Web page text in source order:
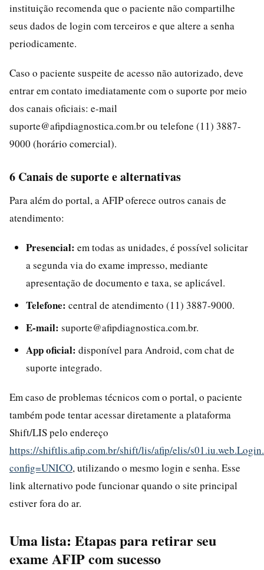
instituição recomenda que o paciente não compartilhe
seus dados de login com terceiros e que altere a senha
periodicamente.
Caso o paciente suspeite de acesso não autorizado, deve
entrar em contato imediatamente com o suporte por meio
dos canais oficiais: e-mail
suporte@afipdiagnostica.com.br ou telefone (11) 3887-
9000 (horário comercial).
6 Canais de suporte e alternativas
Para além do portal, a AFIP oferece outros canais de
atendimento:
Presencial: em todas as unidades, é possível solicitar
a segunda via do exame impresso, mediante
apresentação de documento e taxa, se aplicável.
Telefone: central de atendimento (11) 3887-9000.
E-mail: suporte@afipdiagnostica.com.br.
App oficial: disponível para Android, com chat de
suporte integrado.
Em caso de problemas técnicos com o portal, o paciente
também pode tentar acessar diretamente a plataforma
Shift/LIS pelo endereço
https://shiftlis.afip.com.br/shift/lis/afip/elis/
config=UNICO, utilizando o mesmo login e senha. Esse
link alternativo pode funcionar quando o site principal
estiver fora do ar.
Uma lista: Etapas para retirar seu
exame AFIP com sucesso